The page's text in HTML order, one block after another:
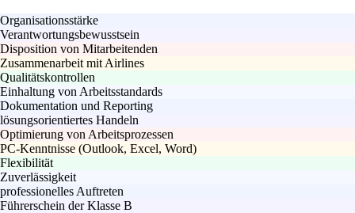
Organisationsstärke
Verantwortungsbewusstsein
Disposition von Mitarbeitenden
Zusammenarbeit mit Airlines
Qualitätskontrollen
Einhaltung von Arbeitsstandards
Dokumentation und Reporting
lösungsorientiertes Handeln
Optimierung von Arbeitsprozessen
PC-Kenntnisse (Outlook, Excel, Word)
Flexibilität
Zuverlässigkeit
professionelles Auftreten
Führerschein der Klasse B